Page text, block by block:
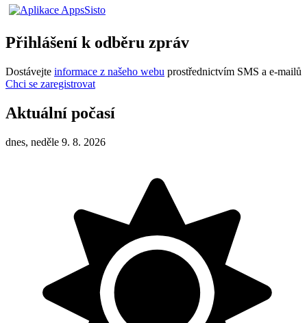
Přihlášení k odběru zpráv
Dostávejte informace z našeho webu prostřednictvím SMS a e-mailů
Chci se zaregistrovat
Aktuální počasí
dnes, neděle 9. 8. 2026